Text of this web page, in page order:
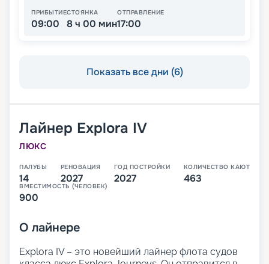
ПРИБЫТИЕ
09:00
СТОЯНКА
8 ч 00 мин
ОТПРАВЛЕНИЕ
17:00
Показать все дни (6)
Лайнер Explora IV
ЛЮКС
ПАЛУБЫ
14
РЕНОВАЦИЯ
2027
ГОД ПОСТРОЙКИ
2027
КОЛИЧЕСТВО КАЮТ
463
ВМЕСТИМОСТЬ (ЧЕЛОВЕК)
900
О лайнере
Explora IV – это новейший лайнер флота судов